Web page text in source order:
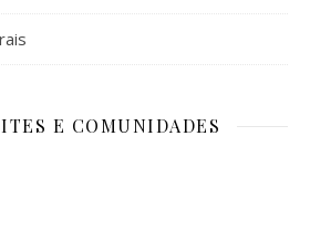
E COMUNIDADES